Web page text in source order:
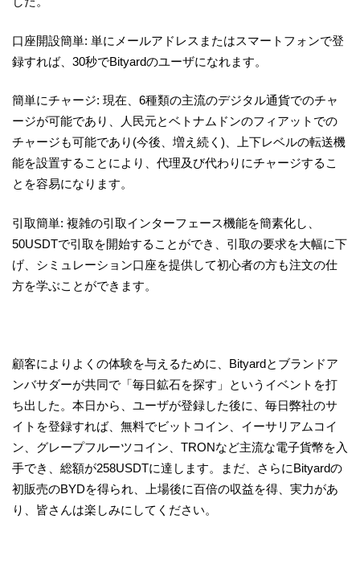
口座開設簡単: 単にメールアドレスまたはスマートフォンで登
録すれば、30秒でBityardのユーザになれます。
簡単にチャージ: 現在、6種類の主流のデジタル通貨でのチャ
ージが可能であり、人民元とベトナムドンのフィアットでの
チャージも可能であり(今後、増え続く)、上下レベルの転送機
能を設置することにより、代理及び代わりにチャージするこ
とを容易になります。
引取簡単: 複雑の引取インターフェース機能を簡素化し、
50USDTで引取を開始することができ、引取の要求を大幅に下
げ、シミュレーション口座を提供して初心者の方も注文の仕
方を学ぶことができます。
顧客によりよくの体験を与えるために、Bityardとブランドア
ンバサダーが共同で「毎日鉱石を探す」というイベントを打
ち出した。本日から、ユーザが登録した後に、毎日弊社のサ
イトを登録すれば、無料でビットコイン、イーサリアムコイ
ン、グレープフルーツコイン、TRONなど主流な電子貨幣を入
手でき、総額が258USDTに達します。まだ、さらにBityardの
初販売のBYDを得られ、上場後に百倍の収益を得、実力があ
り、皆さんは楽しみにしてください。